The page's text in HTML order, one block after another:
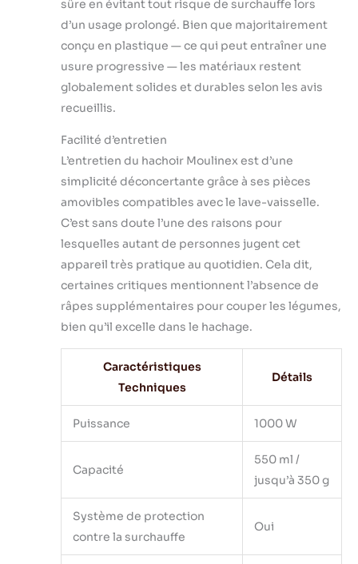
sûre en évitant tout risque de surchauffe lors
d’un usage prolongé. Bien que majoritairement
conçu en plastique — ce qui peut entraîner une
usure progressive — les matériaux restent
globalement solides et durables selon les avis
recueillis.
Facilité d’entretien
L’entretien du hachoir Moulinex est d’une
simplicité déconcertante grâce à ses pièces
amovibles compatibles avec le lave-vaisselle.
C’est sans doute l’une des raisons pour
lesquelles autant de personnes jugent cet
appareil très pratique au quotidien. Cela dit,
certaines critiques mentionnent l’absence de
râpes supplémentaires pour couper les légumes,
bien qu’il excelle dans le hachage.
Caractéristiques
Techniques
Détails
Puissance 1000 W
Capacité
550 ml /
jusqu’à 350 g
Système de protection
contre la surchauffe
Oui